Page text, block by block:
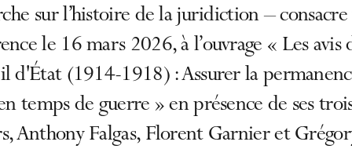
sur l’histoire de la juridiction – consacre
le 16 mars 2026, à l’ouvrage « Les avis
d'État (1914-1918) : Assurer la
temps de guerre » en présence de ses
Anthony Falgas, Florent Garnier et